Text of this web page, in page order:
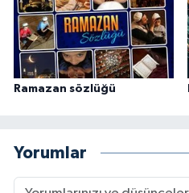
Ramazan sözlüğü
Yorumlar